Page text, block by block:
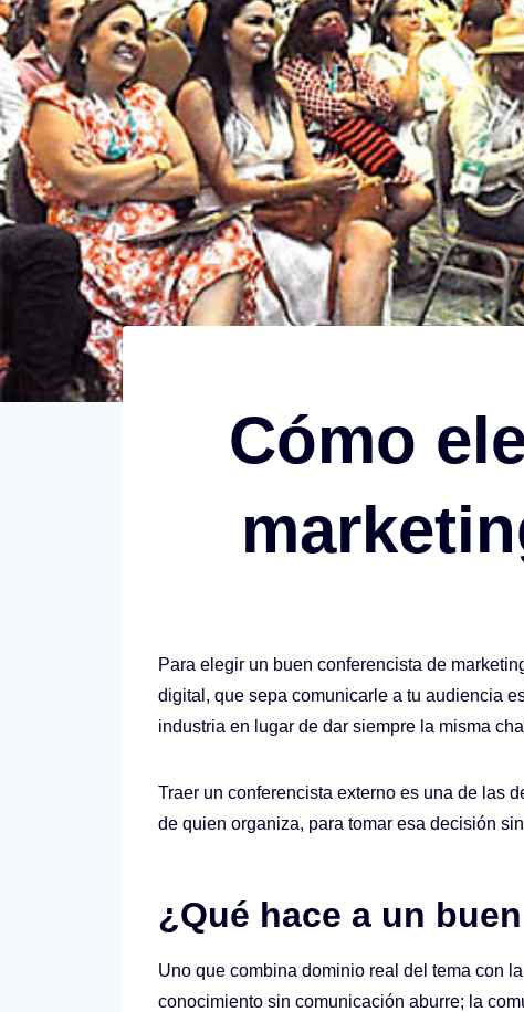
Cómo
Para elegir un buen conferencista de
digital, que sepa comunicarle a tu audiencia
industria en lugar de dar siempre la misma
Traer un conferencista externo es una de las
de quien organiza, para tomar esa decisión
¿Qué hace a un
Uno que combina dominio real del tema con
conocimiento sin comunicación aburre; la